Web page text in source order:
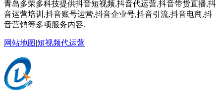
青岛多荣多科技提供抖音短视频,抖音代运营,抖音带货直播,抖
音运营培训,抖音账号运营,抖音企业号,抖音引流,抖音电商,抖
音营销等多项服务内容.
网站地图|短视频代运营